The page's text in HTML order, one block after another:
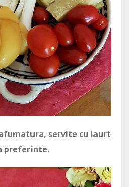
servite cu iaurt
preferinte.